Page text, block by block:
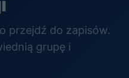
przejdź do zapisów.
grupę i